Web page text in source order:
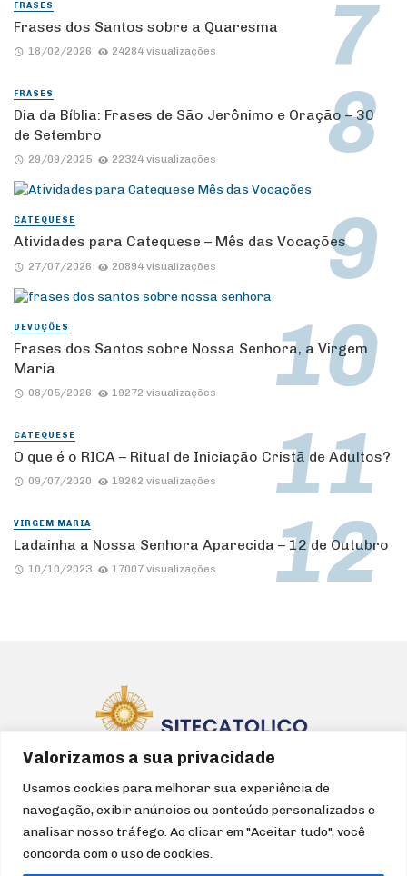
Valorizamos a sua privacidade
Usamos cookies para melhorar sua experiência de
navegação, exibir anúncios ou conteúdo personalizados e
analisar nosso tráfego. Ao clicar em "Aceitar tudo", você
concorda com o uso de cookies.
FRASES
Frases dos Santos sobre a Quaresma
18/02/2026 24284 visualizações
FRASES
Dia da Bíblia: Frases de São Jerônimo e Oração – 30
de Setembro
29/09/2025 22324 visualizações
CATEQUESE
Atividades para Catequese – Mês das Vocações
27/07/2026 20894 visualizações
DEVOÇÕES
Frases dos Santos sobre Nossa Senhora, a Virgem
Maria
08/05/2026 19272 visualizações
CATEQUESE
O que é o RICA – Ritual de Iniciação Cristã de Adultos?
09/07/2020 19262 visualizações
VIRGEM MARIA
Ladainha a Nossa Senhora Aparecida – 12 de Outubro
10/10/2023 17007 visualizações
HOME IGREJA CATEQUESE LITURGIA
DEVOÇÕES
FILMES/SÉRIES
ÁUDIO